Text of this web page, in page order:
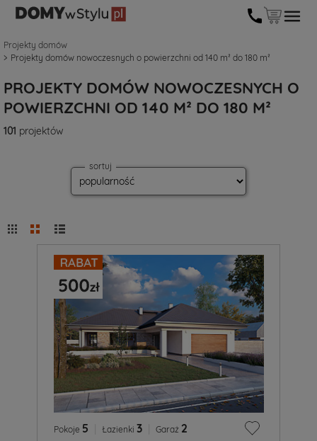
Projekty domów
Projekty domów nowoczesnych o powierzchni od 140 m² do 180 m²
PROJEKTY DOMÓW NOWOCZESNYCH O
POWIERZCHNI OD 140 M² DO 180 M²
101 projektów
sortuj
Pokoje 5 Łazienki 3 Garaż 2